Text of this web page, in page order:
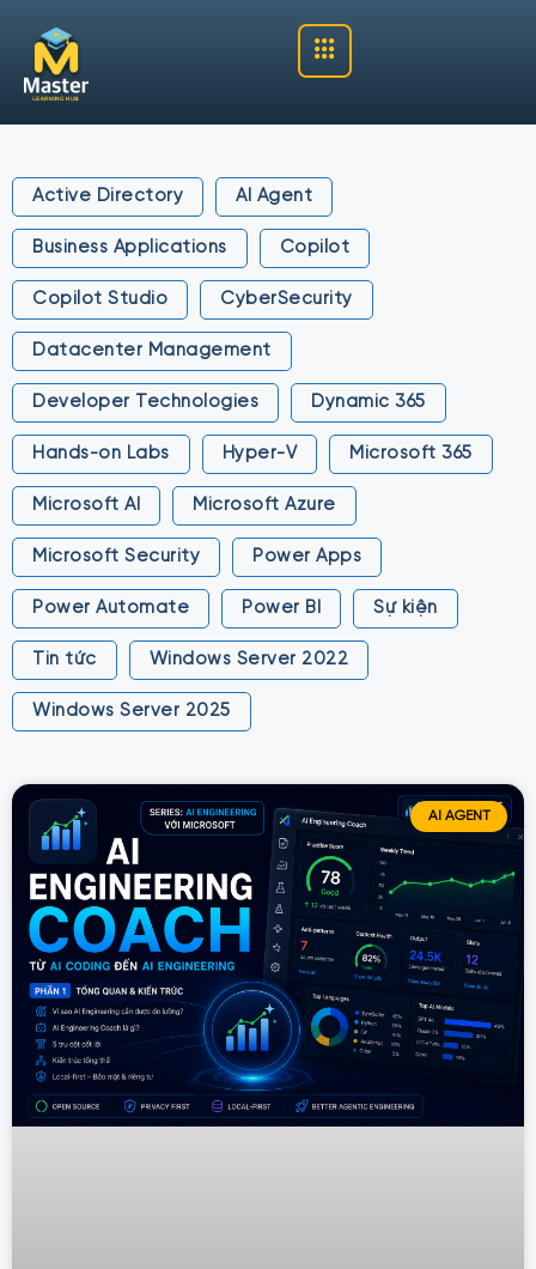
Active Directory AI Agent
Business Applications Copilot
Copilot Studio CyberSecurity
Datacenter Management
Developer Technologies Dynamic 365
Hands-on Labs Hyper-V Microsoft 365
Microsoft AI Microsoft Azure
Microsoft Security Power Apps
Power Automate Power BI Sự kiện
Tin tức Windows Server 2022
Windows Server 2025
AI AGENT